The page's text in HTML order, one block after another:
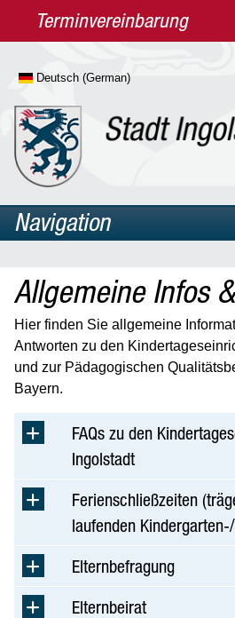
Terminvereinbarung
Navigation
Rathaus
Leben
Arbeit & Jobcenter
Kinder, Jugend & Familie
Einrichtungen & Adressen
Familienstützpunkte
Kinderbetreuung
Allgemeine Infos
Hier finden Sie allgemeine
Antworten zu den
und zur Pädagogischen
Bayern.
FAQs zu den
Ingolstadt
Ferienschließzeiten
laufenden
Elternbefragung
Elternbeirat